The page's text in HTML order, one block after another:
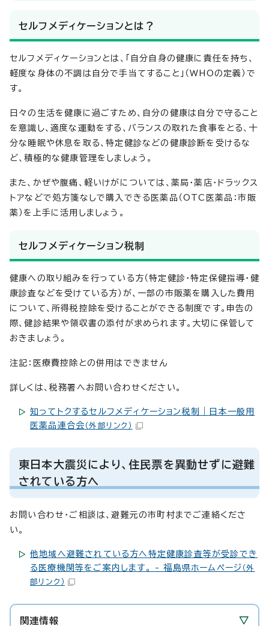
セルフメディケーションとは？
セルフメディケーションとは、「自分自身の健康に責任を持ち、
軽度な身体の不調は自分で手当てすること」（WHOの定義）で
す。
日々の生活を健康に過ごすため、自分の健康は自分で守ること
を意識し、適度な運動をする、バランスの取れた食事をとる、十
分な睡眠や休息を取る、特定健診などの健康診断を受けるな
ど、積極的な健康管理をしましょう。
また、かぜや腹痛、軽いけがについては、薬局・薬店・ドラックス
トアなどで処方箋なしで購入できる医薬品（OTC医薬品：市販
薬）を上手に活用しましょう。
セルフメディケーション税制
健康への取り組みを行っている方（特定健診・特定保健指導・健
康診査などを受けている方）が、一部の市販薬を購入した費用
について、所得税控除を受けることができる制度です。申告の
際、健診結果や領収書の添付が求められます。大切に保管して
おきましょう。
注記：医療費控除との併用はできません
詳しくは、税務署へお問い合わせください。
知ってトクするセルフメディケーション税制｜日本一般用
医薬品連合会 （外部リンク）
東日本大震災により、住民票を異動せずに避難
されている方へ
お問い合わせ・ご相談は、避難元の市町村までご連絡くださ
い。
他地域へ避難されている方へ特定健康診査等が受診でき
る医療機関等をご案内します。 - 福島県ホームページ （外
部リンク）
関連情報